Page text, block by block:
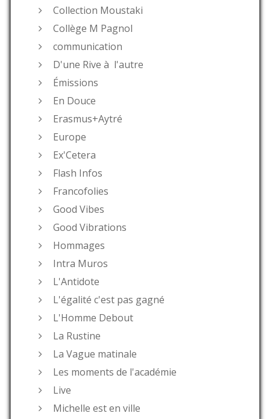
Collection Moustaki
Collège M Pagnol
communication
D'une Rive à l'autre
Émissions
En Douce
Erasmus+Aytré
Europe
Ex'Cetera
Flash Infos
Francofolies
Good Vibes
Good Vibrations
Hommages
Intra Muros
L'Antidote
L'égalité c'est pas gagné
L'Homme Debout
La Rustine
La Vague matinale
Les moments de l'académie
Live
Michelle est en ville